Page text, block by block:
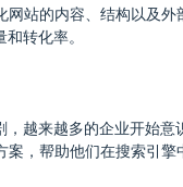
网站的内容、结构以及
转化率。
越来越多的企业开始
，帮助他们在搜索引擎